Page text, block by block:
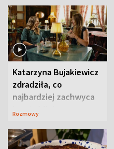
Katarzyna Bujakiewicz
zdradziła, co
najbardziej zachwyca
ją w Lublinie
Rozmowy